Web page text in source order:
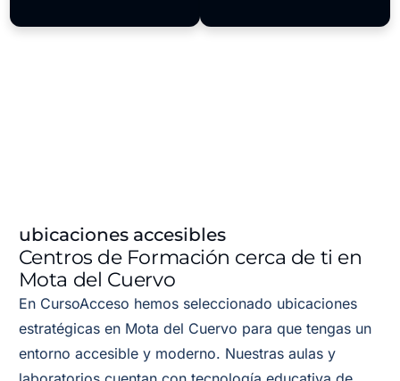
ubicaciones accesibles
Centros de Formación cerca de ti en
Mota del Cuervo
En CursoAcceso hemos seleccionado ubicaciones
estratégicas en Mota del Cuervo para que tengas un
entorno accesible y moderno. Nuestras aulas y